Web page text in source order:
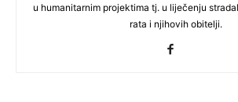
u humanitarnim projektima tj. u liječenju
rata i njihovih obitelji.